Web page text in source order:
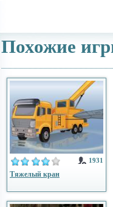
Похожие
1931
Тяжелый кран